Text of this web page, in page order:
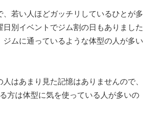
、若い人ほどガッチリしているひとが多
日別イベントでジム割の日もありました
ジムに通っているような体型の人が多い
はあまり見た記憶はありませんので、
方は体型に気を使っている人が多いの